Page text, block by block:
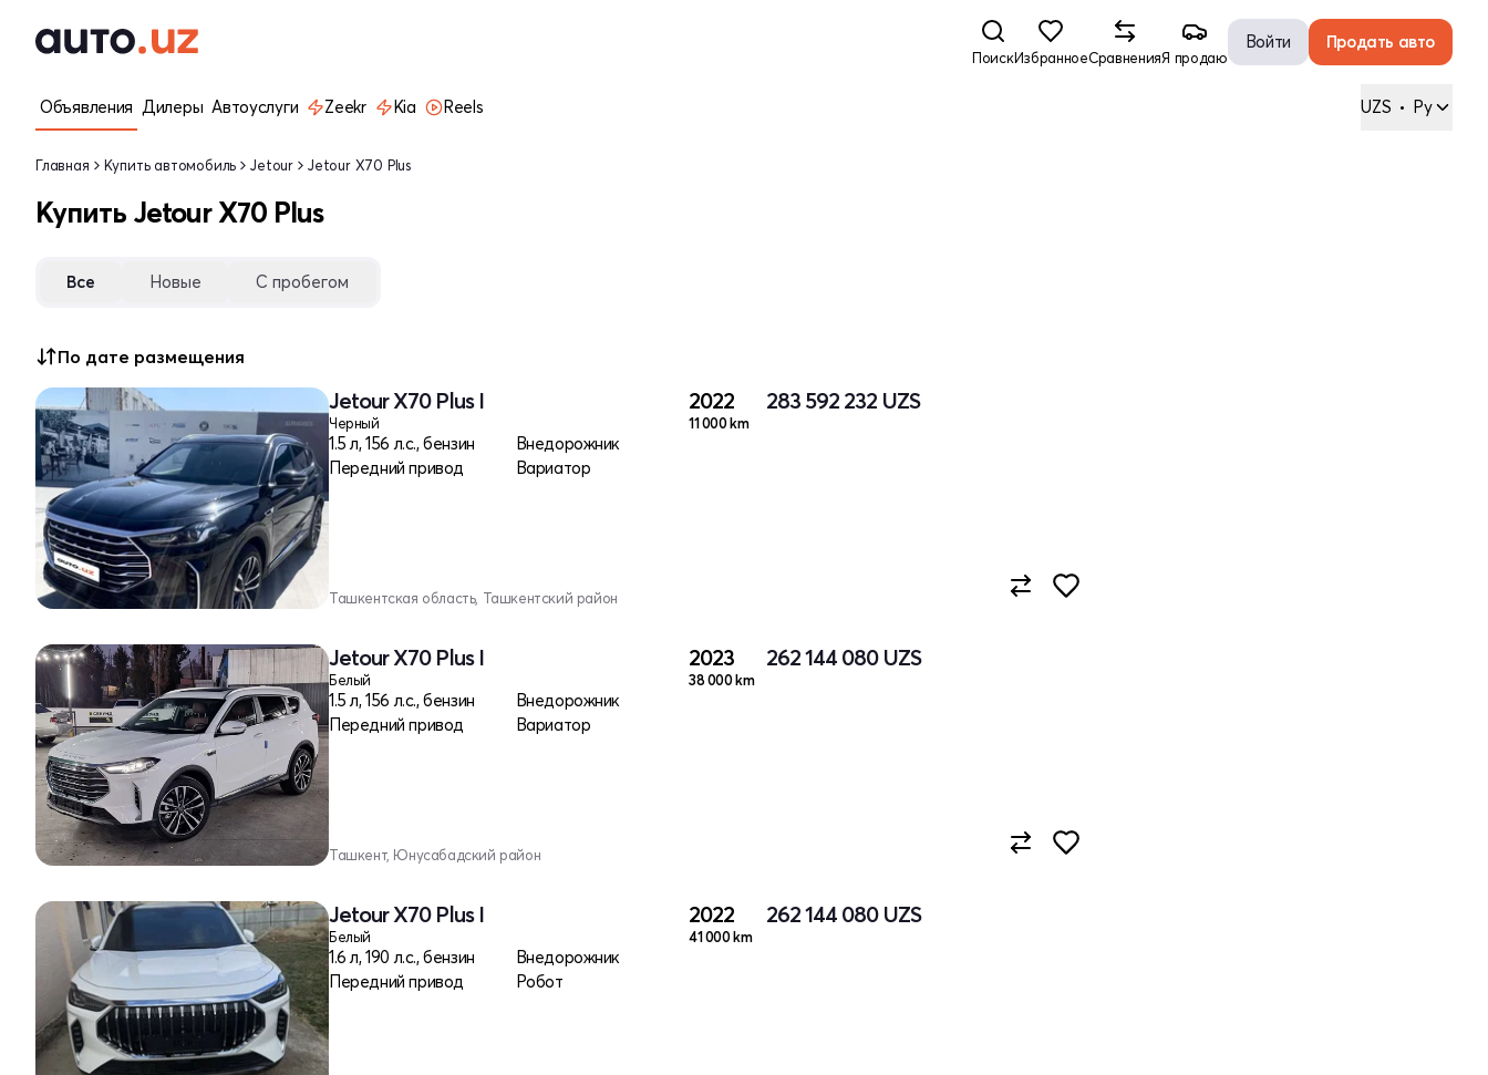
ПоискИзбранноеСравненияЯ продаю
Войти Продать авто
Объявления Дилеры Автоуслуги Zeekr Kia Reels UZS • Ру
Главная Купить автомобиль Jetour Jetour X70 Plus
Купить Jetour X70 Plus
Все Новые С пробегом
По дате размещения
Jetour X70 Plus I
Черный
1.5 л, 156 л.с., бензин
Внедорожник
Передний привод
Вариатор
2022
11 000 km
283 592 232 UZS
Ташкентская область, Ташкентский район
Jetour X70 Plus I
Белый
1.5 л, 156 л.с., бензин
Внедорожник
Передний привод
Вариатор
2023
38 000 km
262 144 080 UZS
Ташкент, Юнусабадский район
Jetour X70 Plus I
Белый
1.6 л, 190 л.с., бензин
Внедорожник
Передний привод
Робот
2022
41 000 km
262 144 080 UZS